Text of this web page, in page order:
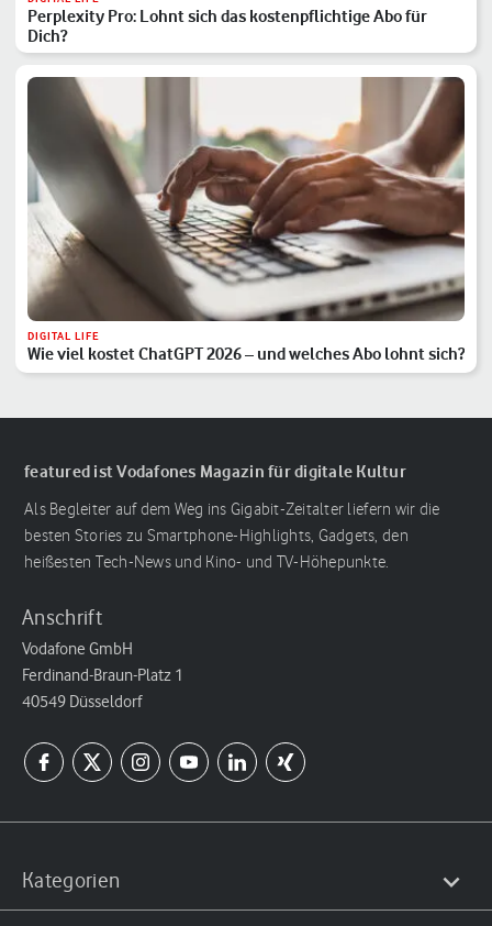
Perplexity Pro: Lohnt sich das kostenpflichtige Abo für
Dich?
DIGITAL LIFE
Wie viel kostet ChatGPT 2026 – und welches Abo lohnt sich?
featured ist Vodafones Magazin für digitale Kultur
Als Begleiter auf dem Weg ins Gigabit-Zeitalter liefern wir die
besten Stories zu Smartphone-Highlights, Gadgets, den
heißesten Tech-News und Kino- und TV-Höhepunkte.
Anschrift
Vodafone GmbH
Ferdinand-Braun-Platz 1
40549 Düsseldorf
Kategorien